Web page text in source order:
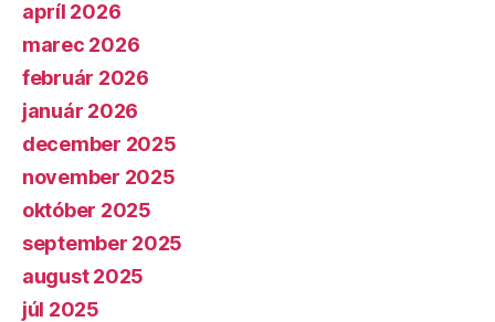
apríl 2026
marec 2026
február 2026
január 2026
december 2025
november 2025
október 2025
september 2025
august 2025
júl 2025